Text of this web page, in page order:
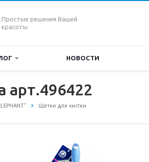
Простые решения Вашей
красоты
НОВОСТИ
арт.496422
Щетки для чистки